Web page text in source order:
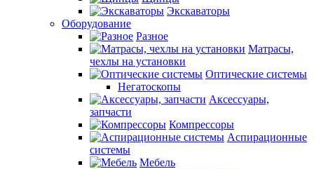
Экскаваторы
Оборудование
Разное
Матрасы,
чехлы на установки
Оптические системы
Негатоскопы
Аксессуары,
запчасти
Компрессоры
Аспирационные
системы
Мебель